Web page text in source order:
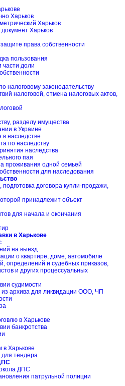
Харьков
Харьков
Харьков
права собственности
пользования
части доли
налоговому законодательству
налоговой, отмена налоговых актов,
разделу имущества
в Украине
наследстве
по наследству
наследства
пая
проживания одной семьей
для наследования
договора купли-продажи,
принадлежит объект
для начала и окончания
в Харькове
на выезд
о квартире, доме, автомобиле
определений и судебных приказов,
и других процессуальных
судимости
из архива для ликвидации ООО, ЧП
в Харькове
банкротства
в Харькове
для тендера
ДПС
патрульной полиции